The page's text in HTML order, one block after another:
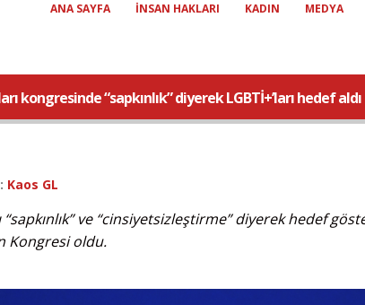
ANA SAYFA INSAN HAKLARI KADIN MEDYA
kongresinde “sapkınlık” diyerek LGBTİ+’ları hedef aldı
Kaos GL
“sapkınlık” ve “cinsiyetsizleştirme” diyerek hedef
Kongresi oldu.